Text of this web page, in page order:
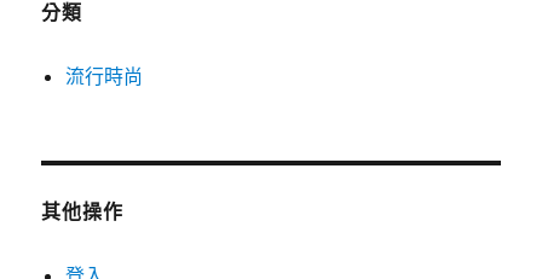
分類
流行時尚
其他操作